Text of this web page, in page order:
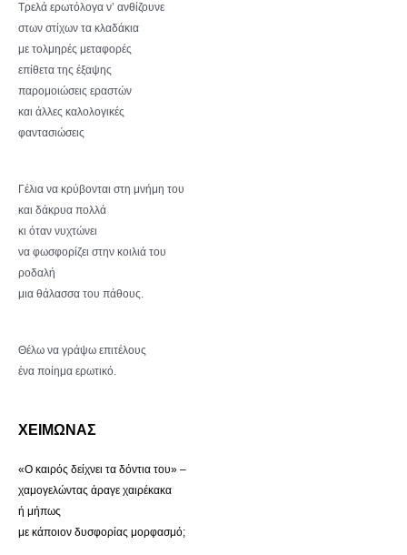
Τρελά ερωτόλογα ν’ ανθίζουνε
στων στίχων τα κλαδάκια
με τολμηρές μεταφορές
επίθετα της έξαψης
παρομοιώσεις εραστών
και άλλες καλολογικές
φαντασιώσεις
Γέλια να κρύβονται στη μνήμη του
και δάκρυα πολλά
κι όταν νυχτώνει
να φωσφορίζει στην κοιλιά του
ροδαλή
μια θάλασσα του πάθους.
Θέλω να γράψω επιτέλους
ένα ποίημα ερωτικό.
ΧΕΙΜΩΝΑΣ
«Ο καιρός δείχνει τα δόντια του» –
χαμογελώντας άραγε χαιρέκακα
ή μήπως
με κάποιον δυσφορίας μορφασμό;